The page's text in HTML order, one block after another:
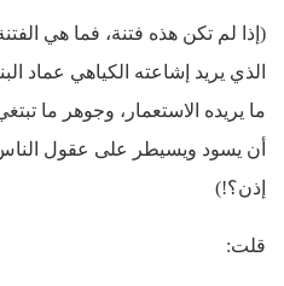
(إذا لم تكن هذه فتنة، فما هي
الذي يريد إشاعته الكياهي عماد
ما يريده الاستعمار، وجوهر ما
أن يسود ويسيطر على عقول
إذن؟!)
قلت: